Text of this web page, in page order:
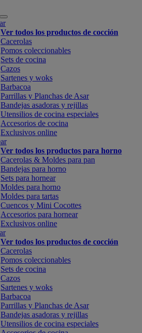
Ver todos los productos de cocción
Cacerolas
Pomos coleccionables
Sets de cocina
Cazos
Sartenes y woks
Barbacoa
Parrillas y Planchas de Asar
Bandejas asadoras y rejillas
Utensilios de cocina especiales
Accesorios de cocina
Exclusivos online
Ver todos los productos para horno
Cacerolas & Moldes para pan
Bandejas para horno
Sets para hornear
Moldes para horno
Moldes para tartas
Cuencos y Mini Cocottes
Accesorios para hornear
Exclusivos online
Ver todos los productos de cocción
Cacerolas
Pomos coleccionables
Sets de cocina
Cazos
Sartenes y woks
Barbacoa
Parrillas y Planchas de Asar
Bandejas asadoras y rejillas
Utensilios de cocina especiales